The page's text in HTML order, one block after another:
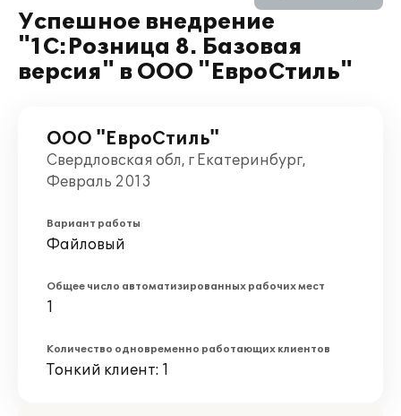
Успешное внедрение
"1С:Розница 8. Базовая
версия" в ООО "ЕвроСтиль"
ООО "ЕвроСтиль"
Свердловская обл, г Екатеринбург,
Февраль 2013
Вариант работы
Файловый
Общее число автоматизированных рабочих мест
1
Количество одновременно работающих клиентов
Тонкий клиент: 1